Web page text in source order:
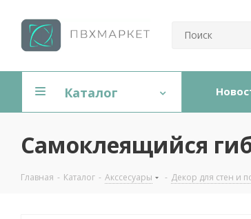
Каталог
Самоклеящийся
Главная - Каталог - Акссесуары - Декор для стен и